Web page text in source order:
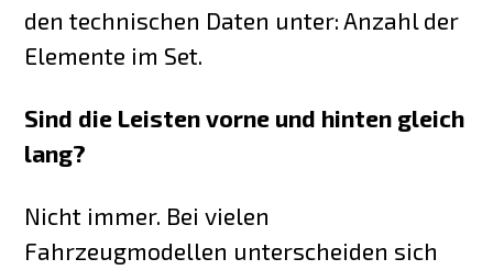
den technischen Daten unter: Anzahl der
Elemente im Set.
Sind die Leisten vorne und hinten gleich
lang?
Nicht immer. Bei vielen
Fahrzeugmodellen unterscheiden sich